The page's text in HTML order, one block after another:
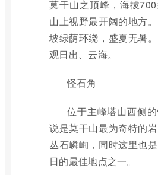
莫干山之顶峰，海拔
山上视野最开阔的地方
坡绿荫环绕，盛夏无暑
观日出、云海。
怪石角
位于主峰塔山西侧
说是莫干山最为奇特的
丛石嶙峋，同时这里也
日的最佳地点之一。